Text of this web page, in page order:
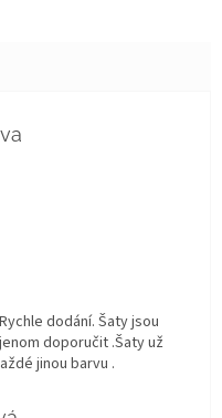
z 5 hvězdiček.
z 5 hvězdiček.
dodání. Šaty jsou
doporučit .Šaty už
jinou barvu .